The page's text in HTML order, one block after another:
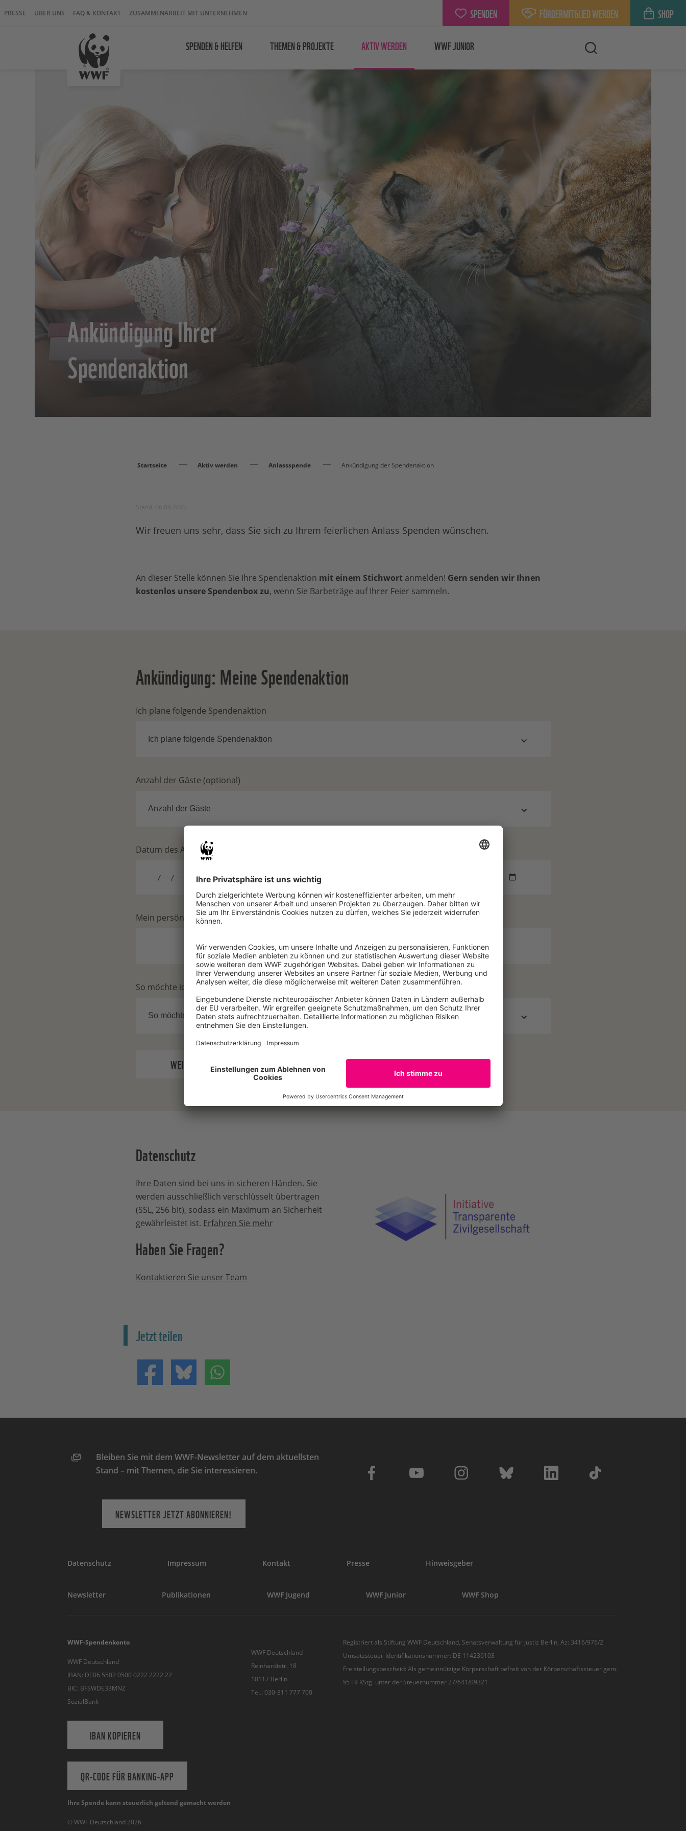
PRESSE ÜBER UNS FAQ & KONTAKT ZUSAMMENARBEIT MIT UNTERNEHMEN SPENDEN FÖRDERMITGLIED WERDEN SHOP
SPENDEN & HELFEN THEMEN & PROJEKTE AKTIV WERDEN WWF JUNIOR
Ankündigung Ihrer
Spendenaktion
Startseite Aktiv werden Anlassspende Ankündigung der Spendenaktion
Wir freuen uns sehr, dass Sie sich zu Ihrem feierlichen Anlass Spenden wünschen.
An dieser Stelle können Sie Ihre Spendenaktion mit einem Stichwort anmelden! Gern senden wir Ihnen
kostenlos unsere Spendenbox zu, wenn Sie Barbeträge auf Ihrer Feier sammeln.
Ankündigung: Meine Spendenaktion
Ich plane folgende Spendenaktion
Anzahl der Gäste (optional)
Datum des Anlasses
Mein persönliches Spenden-Stichwort
So möchte ich das Spenden organisieren
WEITER
Datenschutz
Ihre Daten sind bei uns in sicheren Händen. Sie
werden ausschließlich verschlüsselt übertragen
(SSL, 256 bit), sodass ein Maximum an Sicherheit
gewährleistet ist. Erfahren Sie mehr
Haben Sie Fragen?
Kontaktieren Sie unser Team
Jetzt teilen
Teilen auf FacebookTeilen auf Bluesky
Bleiben Sie mit dem WWF-Newsletter auf dem aktuellsten
Stand – mit Themen, die Sie interessieren.
NEWSLETTER JETZT ABONNIEREN!
Datenschutz Impressum Kontakt Presse Hinweisgeber
Newsletter Publikationen WWF Jugend WWF Junior WWF Shop
WWF-Spendenkonto
WWF Deutschland
IBAN: DE06 5502 0500 0222 2222 22
BIC: BFSWDE33MNZ
SozialBank
IBAN KOPIEREN
QR-CODE FÜR BANKING-APP
WWF Deutschland
Reinhardtstr. 18
10117 Berlin
Tel.: 030-311 777 700
Ihre Spende kann steuerlich geltend gemacht werden
Registriert als Stiftung WWF Deutschland, Senatsverwaltung für Justiz Berlin, Az: 3416/976/2
Umsatzsteuer-Identifikationsnummer: DE 114236103
Freistellungsbescheid: Als gemeinnützige Körperschaft befreit von der Körperschaftssteuer gem.
§5 I 9 KStg. unter der Steuernummer 27/641/09321
© WWF Deutschland 2026